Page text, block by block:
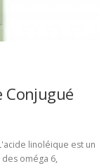
Conjugué
linoléique est un
oméga 6,